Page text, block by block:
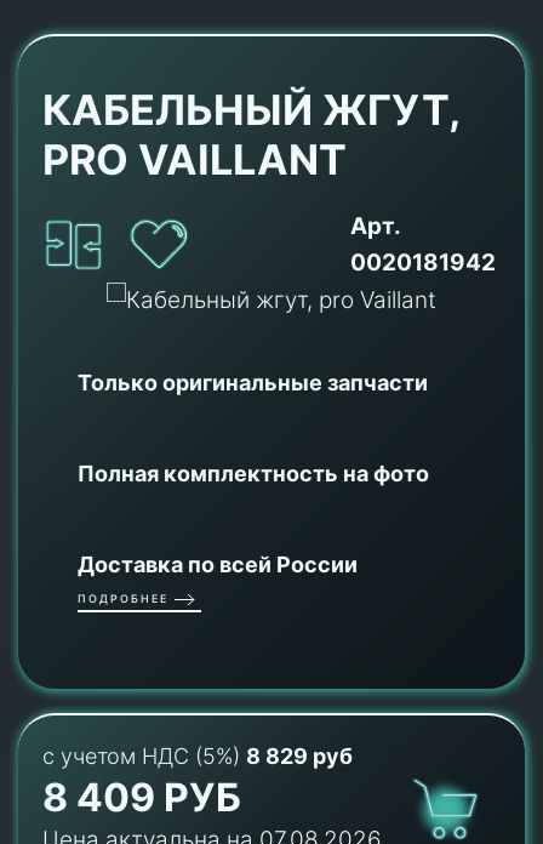
КАБЕЛЬНЫЙ ЖГУТ,
PRO VAILLANT
Арт.
0020181942
Только оригинальные запчасти
Полная комплектность на фото
Доставка по всей России
ПОДРОБНЕЕ
с учетом НДС (5%) 8 829 руб
8 409 РУБ